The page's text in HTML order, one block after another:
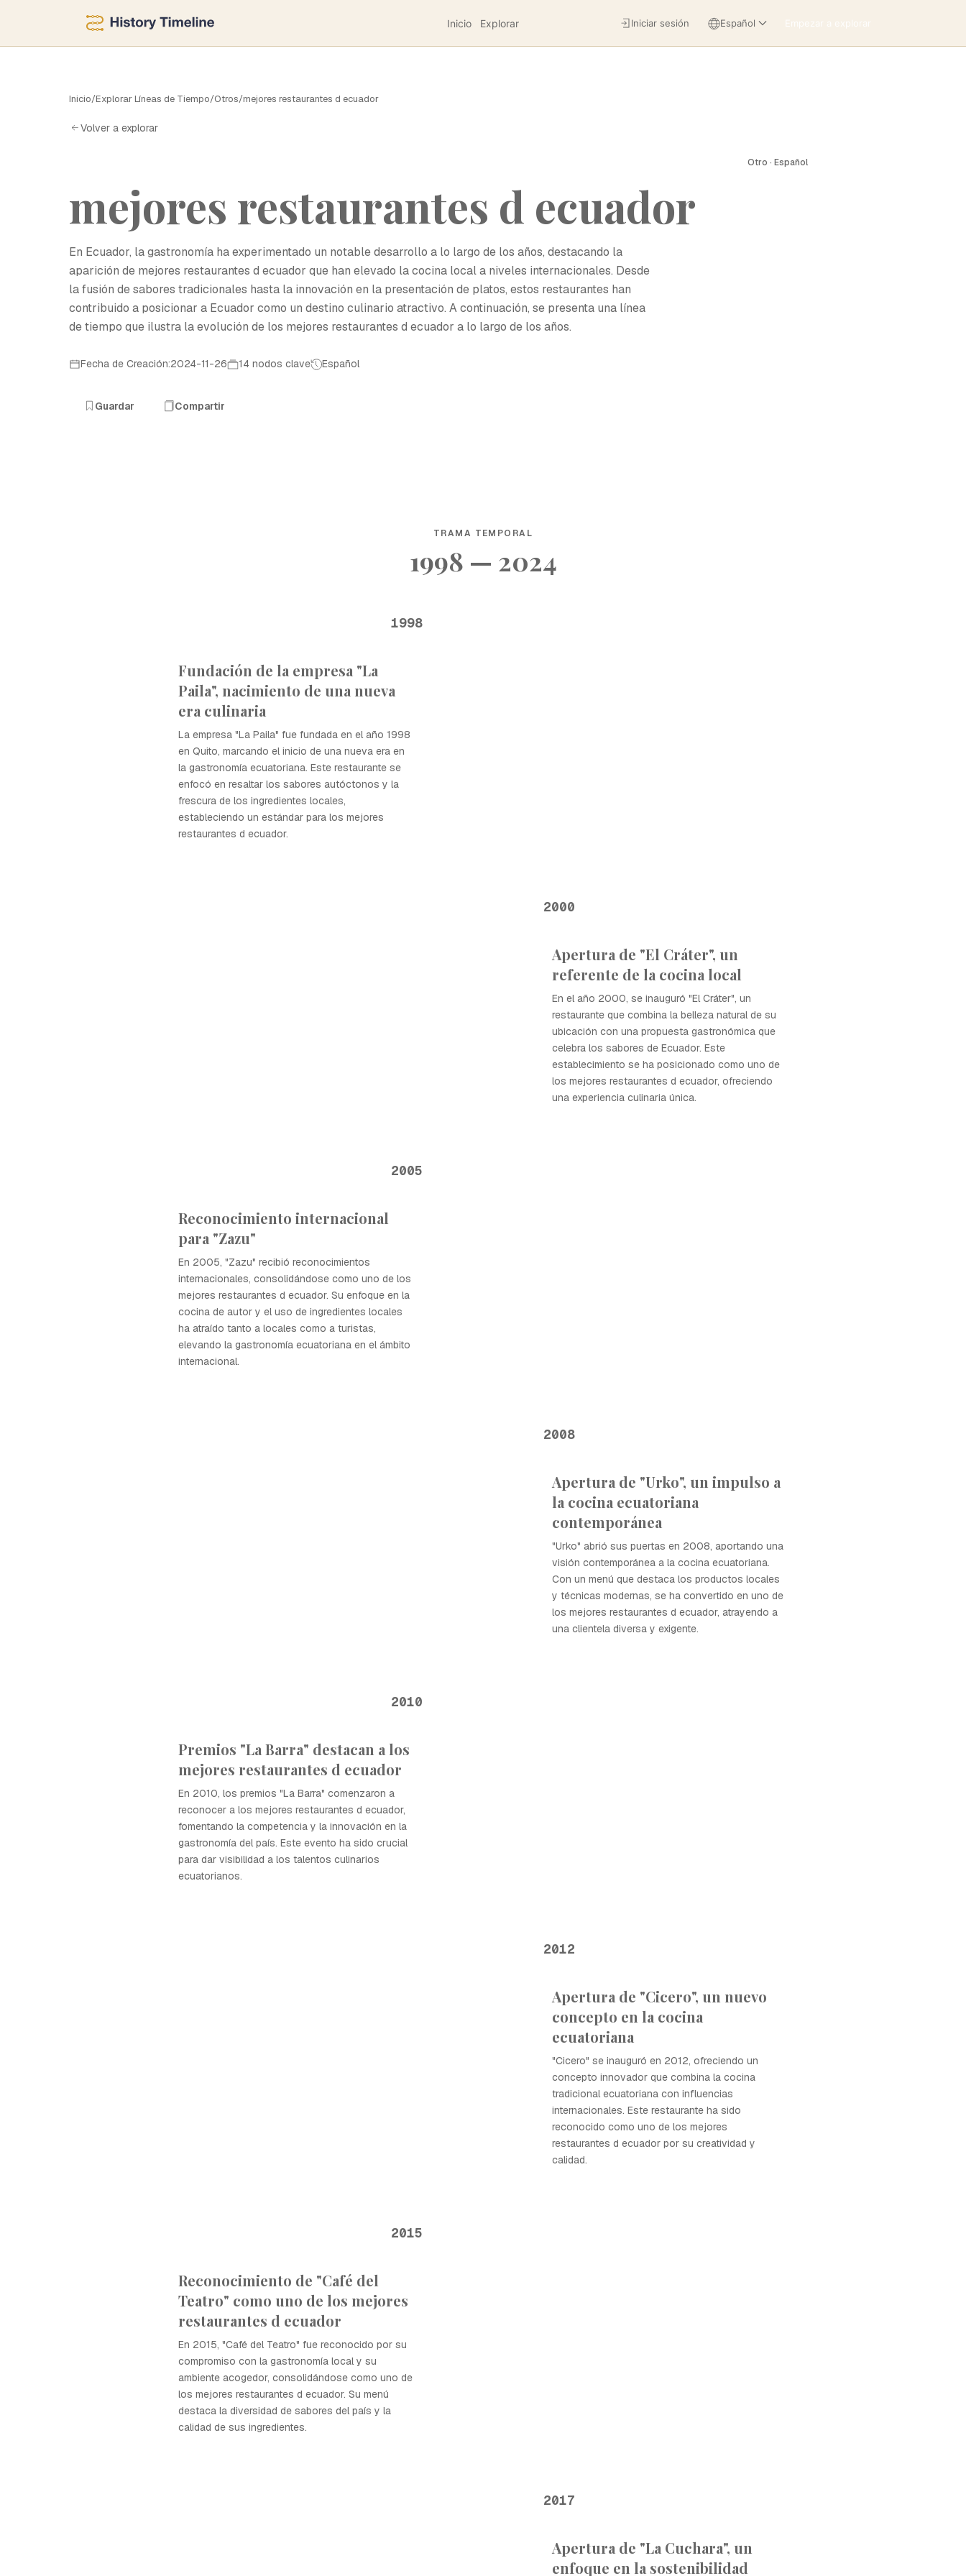
Inicio Explorar Empezar a explorar
Iniciar sesión Español
Inicio/Explorar Líneas de Tiempo/Otros/mejores restaurantes d ecuador
Volver a explorar
Otro · Español
mejores restaurantes d ecuador
En Ecuador, la gastronomía ha experimentado un notable desarrollo a lo largo de los años, destacando la
aparición de mejores restaurantes d ecuador que han elevado la cocina local a niveles internacionales. Desde
la fusión de sabores tradicionales hasta la innovación en la presentación de platos, estos restaurantes han
contribuido a posicionar a Ecuador como un destino culinario atractivo. A continuación, se presenta una línea
de tiempo que ilustra la evolución de los mejores restaurantes d ecuador a lo largo de los años.
Fecha de Creación:2024-11-26 14 nodos clave Español
Guardar Compartir
TRAMA TEMPORAL
1998 — 2024
1998
Fundación de la empresa "La
Paila", nacimiento de una nueva
era culinaria
La empresa "La Paila" fue fundada en el año 1998
en Quito, marcando el inicio de una nueva era en
la gastronomía ecuatoriana. Este restaurante se
enfocó en resaltar los sabores autóctonos y la
frescura de los ingredientes locales,
estableciendo un estándar para los mejores
restaurantes d ecuador.
2000
Apertura de "El Cráter", un
referente de la cocina local
En el año 2000, se inauguró "El Cráter", un
restaurante que combina la belleza natural de su
ubicación con una propuesta gastronómica que
celebra los sabores de Ecuador. Este
establecimiento se ha posicionado como uno de
los mejores restaurantes d ecuador, ofreciendo
una experiencia culinaria única.
2005
Reconocimiento internacional
para "Zazu"
En 2005, "Zazu" recibió reconocimientos
internacionales, consolidándose como uno de los
mejores restaurantes d ecuador. Su enfoque en la
cocina de autor y el uso de ingredientes locales
ha atraído tanto a locales como a turistas,
elevando la gastronomía ecuatoriana en el ámbito
internacional.
2008
Apertura de "Urko", un impulso a
la cocina ecuatoriana
contemporánea
"Urko" abrió sus puertas en 2008, aportando una
visión contemporánea a la cocina ecuatoriana.
Con un menú que destaca los productos locales
y técnicas modernas, se ha convertido en uno de
los mejores restaurantes d ecuador, atrayendo a
una clientela diversa y exigente.
2010
Premios "La Barra" destacan a los
mejores restaurantes d ecuador
En 2010, los premios "La Barra" comenzaron a
reconocer a los mejores restaurantes d ecuador,
fomentando la competencia y la innovación en la
gastronomía del país. Este evento ha sido crucial
para dar visibilidad a los talentos culinarios
ecuatorianos.
2012
Apertura de "Cicero", un nuevo
concepto en la cocina
ecuatoriana
"Cicero" se inauguró en 2012, ofreciendo un
concepto innovador que combina la cocina
tradicional ecuatoriana con influencias
internacionales. Este restaurante ha sido
reconocido como uno de los mejores
restaurantes d ecuador por su creatividad y
calidad.
2015
Reconocimiento de "Café del
Teatro" como uno de los mejores
restaurantes d ecuador
En 2015, "Café del Teatro" fue reconocido por su
compromiso con la gastronomía local y su
ambiente acogedor, consolidándose como uno de
los mejores restaurantes d ecuador. Su menú
destaca la diversidad de sabores del país y la
calidad de sus ingredientes.
2017
Apertura de "La Cuchara", un
enfoque en la sostenibilidad